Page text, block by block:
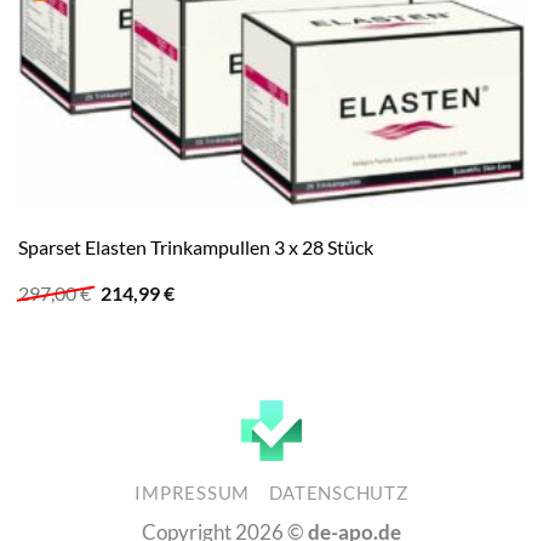
Sparset Elasten Trinkampullen 3 x 28 Stück
297,00€ Ursprünglicher
Preis
214,99€Aktueller
IMPRESSUM DATENSCHUTZ
Copyright 2026 ©de-apo.de